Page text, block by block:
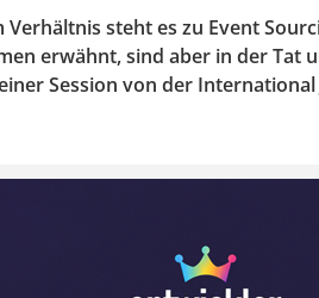
steht es zu Event
erwähnt, sind aber in der Tat
Session von der International